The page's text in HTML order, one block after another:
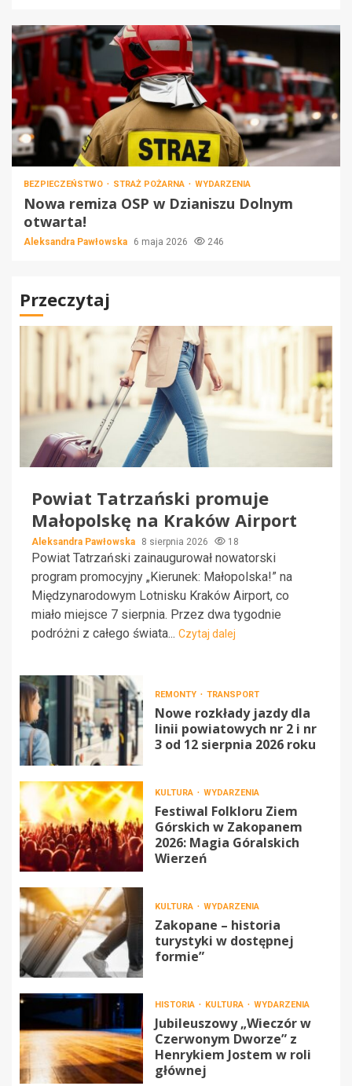
BEZPIECZEŃSTWO STRAŻ POŻARNA WYDARZENIA
Nowa remiza OSP w Dzianiszu Dolnym
otwarta!
Aleksandra Pawłowska 6 maja 2026 246
Przeczytaj
Powiat Tatrzański promuje
Małopolskę na Kraków Airport
Aleksandra Pawłowska 8 sierpnia 2026 18
Powiat Tatrzański zainaugurował nowatorski
program promocyjny „Kierunek: Małopolska!” na
Międzynarodowym Lotnisku Kraków Airport, co
miało miejsce 7 sierpnia. Przez dwa tygodnie
podróżni z całego świata... Czytaj dalej
REMONTY TRANSPORT
Nowe rozkłady jazdy dla
linii powiatowych nr 2 i nr
3 od 12 sierpnia 2026 roku
KULTURA WYDARZENIA
Festiwal Folkloru Ziem
Górskich w Zakopanem
2026: Magia Góralskich
Wierzeń
KULTURA WYDARZENIA
Zakopane – historia
turystyki w dostępnej
formie”
HISTORIA KULTURA WYDARZENIA
Jubileuszowy „Wieczór w
Czerwonym Dworze” z
Henrykiem Jostem w roli
głównej